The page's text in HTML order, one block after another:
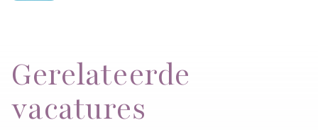
Gerelateerde
vacatures